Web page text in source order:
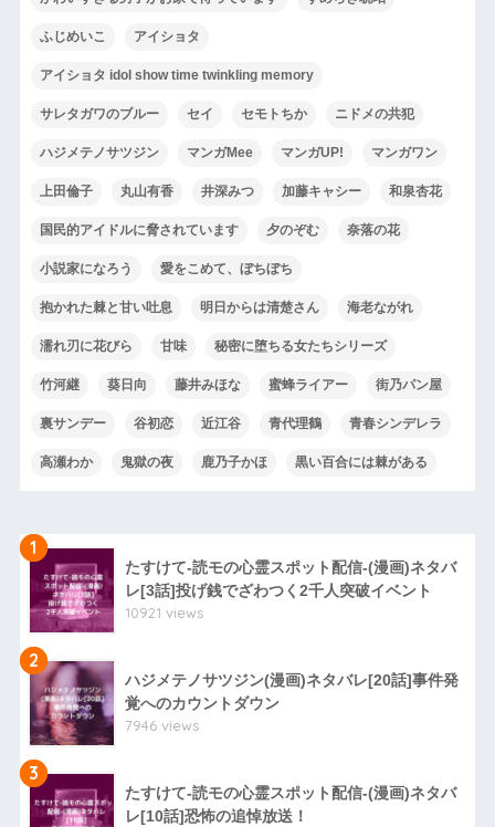
ふじめいこ アイショタ
アイショタ idol show time twinkling memory
サレタガワのブルー セイ セモトちか ニドメの共犯
ハジメテノサツジン マンガMee マンガUP! マンガワン
上田倫子 丸山有香 井深みつ 加藤キャシー 和泉杏花
国民的アイドルに脅されています 夕のぞむ 奈落の花
小説家になろう 愛をこめて、ぼちぼち
抱かれた棘と甘い吐息 明日からは清楚さん 海老ながれ
濡れ刃に花びら 甘味 秘密に堕ちる女たちシリーズ
竹河継 葵日向 藤井みほな 蜜蜂ライアー 街乃パン屋
裏サンデー 谷初恋 近江谷 青代理鶴 青春シンデレラ
高瀬わか 鬼獄の夜 鹿乃子かほ 黒い百合には棘がある
1
たすけて-読モの心霊スポット配信-(漫画)ネタバ
レ[3話]投げ銭でざわつく2千人突破イベント
10921 views
2
ハジメテノサツジン(漫画)ネタバレ[20話]事件発
覚へのカウントダウン
7946 views
3
たすけて-読モの心霊スポット配信-(漫画)ネタバ
レ[10話]恐怖の追悼放送！